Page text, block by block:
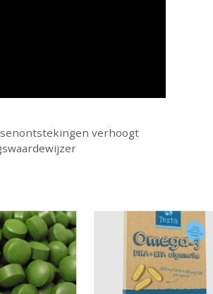
verhoogt